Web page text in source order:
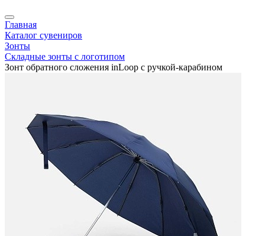
Главная
Каталог сувениров
Зонты
Складные зонты с логотипом
Зонт обратного сложения inLoop с ручкой-карабином